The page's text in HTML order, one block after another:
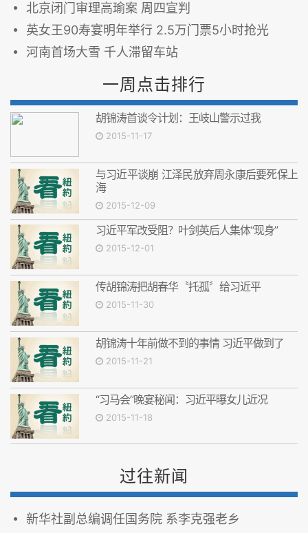
北京闭门审理高瑜案 周四宣判
英女王90寿宴明年举行 2.5万门票5小时抢光
河南首场大雪 千人滞留车站
一周点击排行
胡锦涛首谈令计划：王岐山警示过我
2015-11-17
与习近平谈崩 江泽民放弃周永康后要死保上
海
2015-12-09
习近平军改受阻？叶剑英后人集体“现身”
2015-12-01
传胡锦涛把胡春华〝托孤〞给习近平
2015-11-30
胡锦涛十年前做不到的事情 习近平做到了
2015-11-21
“习马会”晚宴秘闻：习近平曝女儿近况
2015-11-18
过往新闻
新华社副总编调任国务院 系李克强老乡